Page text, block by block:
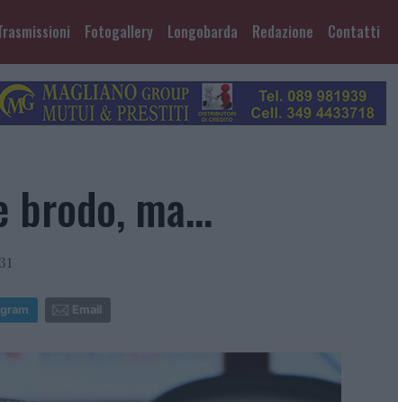
Fotogallery Longobarda Redazione Contatti
brodo, ma...
Email